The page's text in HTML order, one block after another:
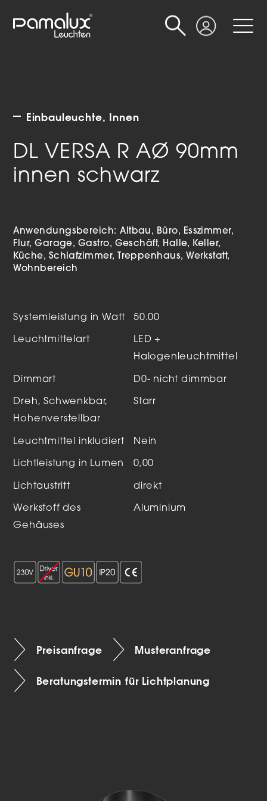
Login
Suche
Einbauleuchte Innen
DL VERSA R AØ 90mm
innen schwarz
Anwendungsbereich:Altbau Büro
Esszimmer
Flur Garage Gastro Geschäft Halle
Keller
Küche
Schlafzimmer Treppenhaus
Werkstatt
Wohnbereich
Systemleistung in Watt 50.00
Leuchtmittelart
LED +
Halogenleuchtmittel
Dimmart D0- nicht dimmbar
Dreh, Schwenkbar,
Hohenverstellbar
Starr
Leuchtmittel inkludiert Nein
Lichtleistung in Lumen 0,00
Lichtaustritt direkt
Werkstoff des
Gehäuses
Aluminium
Preisanfrage Musteranfrage
Beratungstermin für Lichtplanung